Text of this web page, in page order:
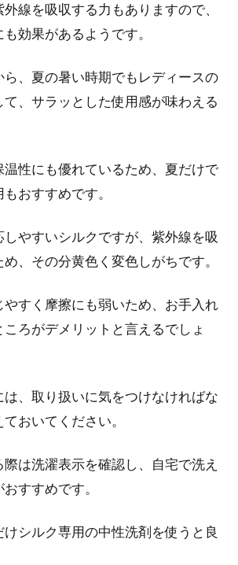
気ですよね。...
高校生のコート事情！通学用学生コ
ートを女子大学生も再利用
す。学生の場合、学校指定のコートがある学校
もあります...
シャツがオシャレに大変身！簡単な
仕事やプライベートでも、定番化しているアイ
線を吸収する力もありますので、
効果があるようです。
ら、夏の暑い時期でもレディースの
て、サラッとした使用感が味わえる
温性にも優れているため、夏だけで
おすすめです。
しやすいシルクですが、紫外線を吸
、その分黄色く変色しがちです。
やすく摩擦にも弱いため、お手入れ
ろがデメリットと言えるでしょ
、取り扱いに気をつけなければな
おいてください。
は洗濯表示を確認し、自宅で洗え
すすめです。
シルク専用の中性洗剤を使うと良